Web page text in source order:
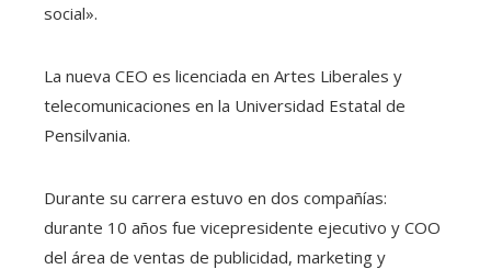
social».
La nueva CEO es licenciada en Artes Liberales y
telecomunicaciones en la Universidad Estatal de
Pensilvania.
Durante su carrera estuvo en dos compañías:
durante 10 años fue vicepresidente ejecutivo y COO
del área de ventas de publicidad, marketing y